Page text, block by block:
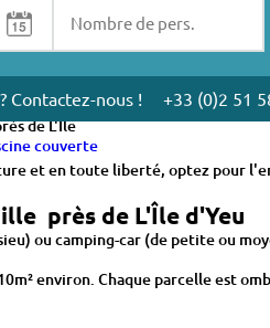
Contactez-nous ! +33 (0)2 51
ou tente, ou bien en
vacances en famille ou entre amis.
de L'Île
couverte
et en toute liberté, optez pour
près de L'Île d'Yeu
ou camping-car (de petite ou
environ. Chaque parcelle est